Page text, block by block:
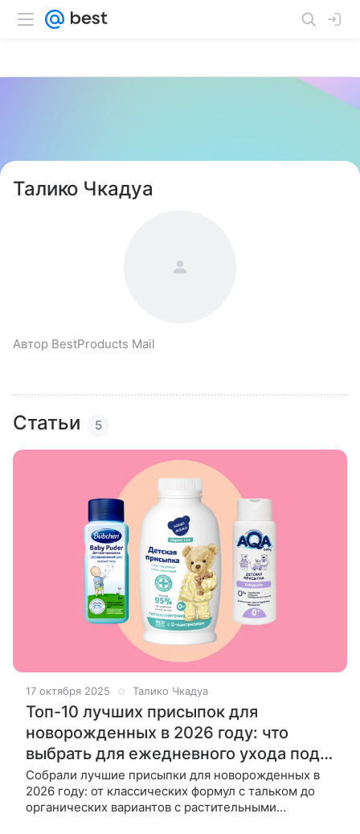
Талико Чкадуа
Автор BestProducts Mail
Статьи 5
17 октября 2025 Талико Чкадуа
Топ-10 лучших присыпок для
новорожденных в 2026 году: что
выбрать для ежедневного ухода под
подгузник
Собрали лучшие присыпки для новорожденных в
2026 году: от классических формул с тальком до
органических вариантов с растительными